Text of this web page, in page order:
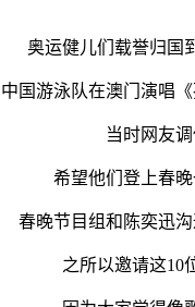
奥运健儿们载誉归国
中国游泳队在澳门演唱
当时网友
希望他们登上春
春晚节目组和陈奕迅
之所以邀请这10